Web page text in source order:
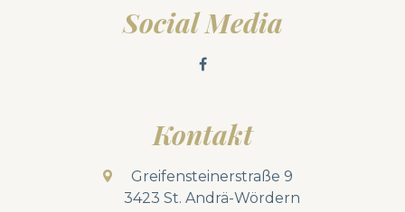
Social Media
Kontakt
Greifensteinerstraße 9
3423 St. Andrä-Wördern